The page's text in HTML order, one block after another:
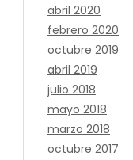
abril 2020
febrero 2020
octubre 2019
abril 2019
julio 2018
mayo 2018
marzo 2018
octubre 2017